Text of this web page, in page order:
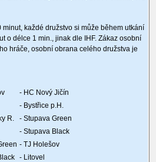
minut, každé družstvo si může během utkání
o délce 1 min., jinak dle IHF. Zákaz osobní
hráče, osobní obrana celého družstva je
- HC Nový Jičín
- Bystřice p.H.
R.
- Stupava Green
- Stupava Black
- TJ Holešov
- Litovel